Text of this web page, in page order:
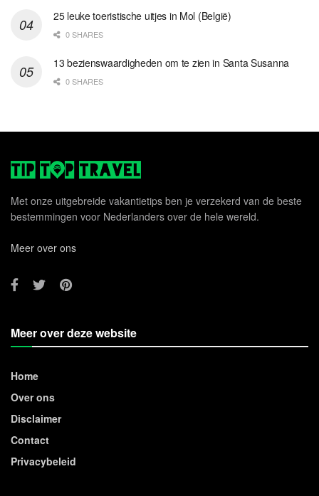
25 leuke toeristische uitjes in Mol (België)
0 SHARES
13 bezienswaardigheden om te zien in Santa Susanna
0 SHARES
Met onze uitgebreide vakantietips ben je verzekerd van de beste
bestemmingen voor Nederlanders over de hele wereld.
Meer over ons
Meer over deze website
Home
Over ons
Disclaimer
Contact
Privacybeleid